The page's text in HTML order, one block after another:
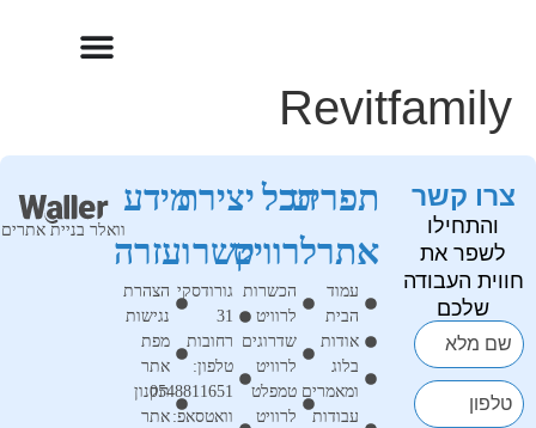
Revitfamily
תפריט
אתר
עמוד
הבית
אודות
בלוג
ומאמרים
עבודות
הכל
לרוויט
הכשרות
לרוויט
שדרוגים
לרוויט
טמפלט
לרוויט
צרו קשר
והתחילו
לשפר את
חווית העבודה
שלכם
שם מלא
טלפון
יצירת
קשר
גורודסקי
31
רחובות
טלפון:
0548811651
וואטסאפ:
מידע
ועזרה
הצהרת
נגישות
מפת
אתר
תקנון
אתר
וואלר בניית אתרים